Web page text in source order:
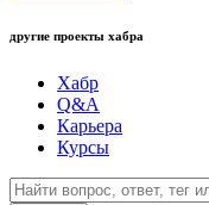
другие проекты хабра
Хабр
Q&A
Карьера
Курсы